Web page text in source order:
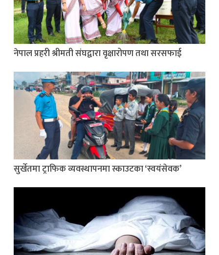
नेपाल प्रहरी श्रीमती संघद्वारा वृक्षारोपण तथा सरसफाई
सुर्खेतमा ट्राफिक व्यवस्थापनमा स्काउटका ‘स्वयंसेवक’